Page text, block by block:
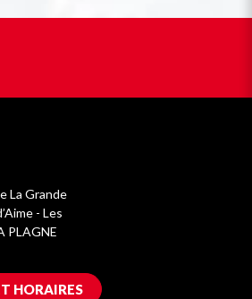
La Grande
- Les
PLAGNE
HORAIRES